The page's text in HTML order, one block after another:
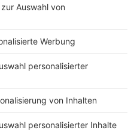
zur Kasse gebeten
zum Beispiel eine
schon erbracht
nichtbeachtet werden.
gilt